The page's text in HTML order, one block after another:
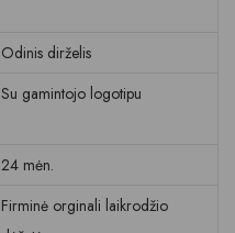
Odinis dirželis
Su gamintojo logotipu
24 mėn.
Firminė orginali laikrodžio